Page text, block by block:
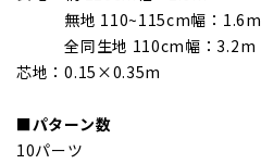
無地 110~115cm幅：1.6m
全同生地 110cm幅：3.2m
芯地：0.15×0.35m
■パターン数
10パーツ